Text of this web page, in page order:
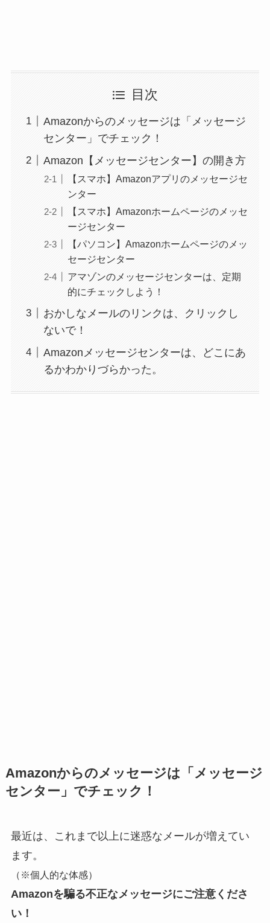
目次
Amazonからのメッセージは「メッセージ
センター」でチェック！
Amazon【メッセージセンター】の開き方
【スマホ】Amazonアプリのメッセージセ
ンター
【スマホ】Amazonホームページのメッセ
ージセンター
【パソコン】Amazonホームページのメッ
セージセンター
アマゾンのメッセージセンターは、定期
的にチェックしよう！
おかしなメールのリンクは、クリックし
ないで！
Amazonメッセージセンターは、どこにあ
るかわかりづらかった。
Amazonからのメッセージは「メッセージ
センター」でチェック！
最近は、これまで以上に迷惑なメールが増えてい
ます。
（※個人的な体感）
Amazonを騙る不正なメッセージにご注意くださ
い！